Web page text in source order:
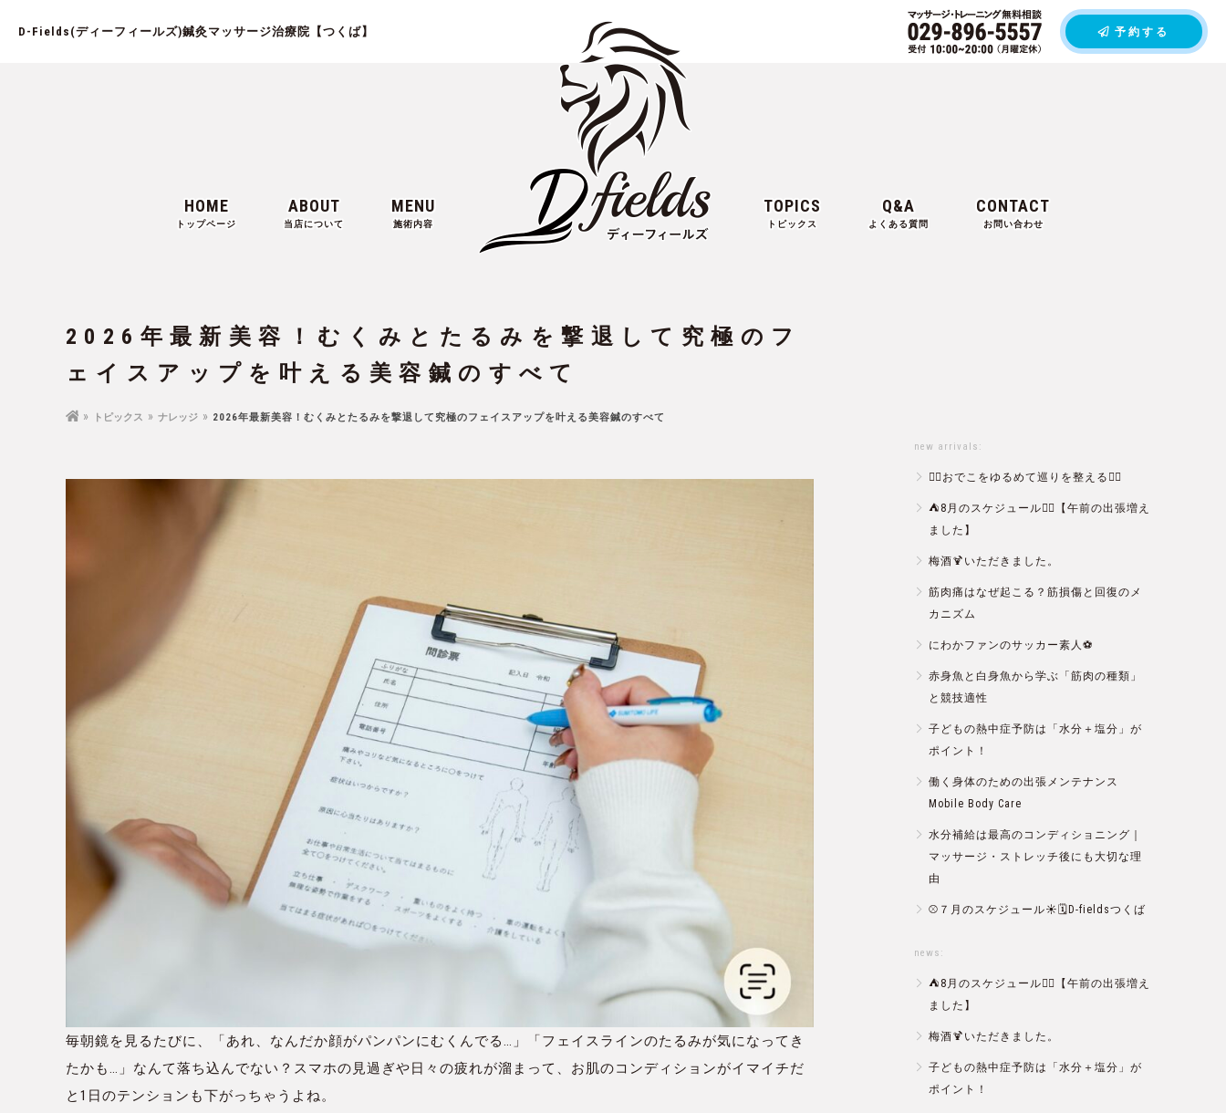
D-Fields(ディーフィールズ)鍼灸マッサージ治療院【つくば】 予約する
HOME
トップページ
ABOUT
当店について
MENU
施術内容
TOPICS
トピックス
Q&A
よくある質問
CONTACT
お問い合わせ
2026年最新美容！むくみとたるみを撃退して究極のフ
ェイスアップを叶える美容鍼のすべて
トピックス ナレッジ 2026年最新美容！むくみとたるみを撃退して究極のフェイスアップを叶える美容鍼のすべて
毎朝鏡を見るたびに、「あれ、なんだか顔がパンパンにむくんでる…」「フェイスラインのたるみが気になってき
たかも…」なんて落ち込んでない？スマホの見過ぎや日々の疲れが溜まって、お肌のコンディションがイマイチだ
と1日のテンションも下がっちゃうよね。
new arrivals:
💆‍♀️おでこをゆるめて巡りを整える💆‍♂️
⛺️8月のスケジュール🏄‍♂️【午前の出張増え
ました】
梅酒🍹いただきました。
筋肉痛はなぜ起こる？筋損傷と回復のメ
カニズム
にわかファンのサッカー素人⚽️
赤身魚と白身魚から学ぶ「筋肉の種類」
と競技適性
子どもの熱中症予防は「水分＋塩分」が
ポイント！
働く身体のための出張メンテナンス
Mobile Body Care
水分補給は最高のコンディショニング｜
マッサージ・ストレッチ後にも大切な理
由
⚾️７月のスケジュール☀️🗓D-fieldsつくば
news:
⛺️8月のスケジュール🏄‍♂️【午前の出張増え
ました】
梅酒🍹いただきました。
子どもの熱中症予防は「水分＋塩分」が
ポイント！